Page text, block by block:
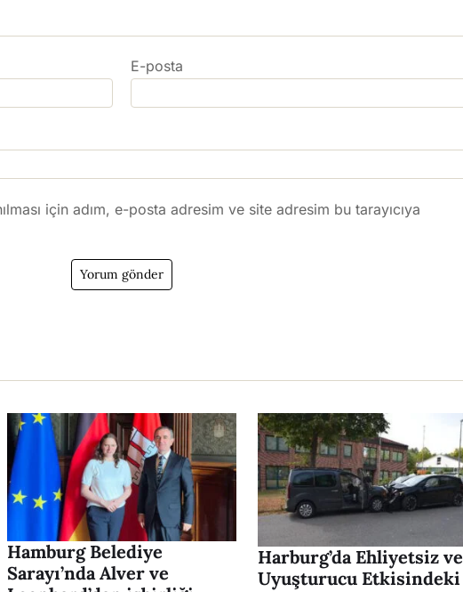
E-posta
için adım, e-posta adresim ve site adresim bu tarayıcıya
Hamburg Belediye
Sarayı’nda Alver ve
Harburg’da Ehliyetsiz ve
Uyuşturucu Etkisindeki